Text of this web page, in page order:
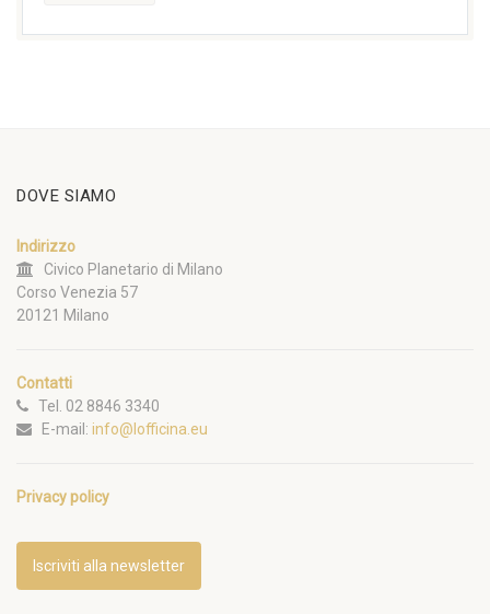
DOVE SIAMO
Indirizzo
Civico Planetario di Milano
Corso Venezia 57
20121 Milano
Contatti
Tel. 02 8846 3340
E-mail: info@lofficina.eu
Privacy policy
Iscriviti alla newsletter